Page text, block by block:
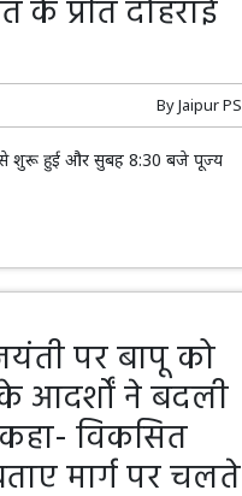
के प्रति दोहराई
ByJaipur PS
से शुरू हुई और सुबह 8:30 बजे पूज्य
पर बापू को
आदर्शों ने बदली
विकसित
मार्ग पर चलते